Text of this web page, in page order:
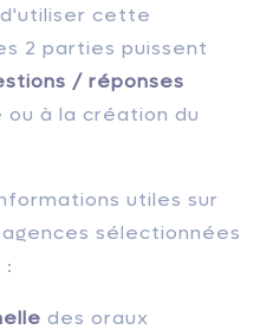
cette
2 parties puissent
/ réponses
à la création du
utiles sur
sélectionnées
:
des oraux